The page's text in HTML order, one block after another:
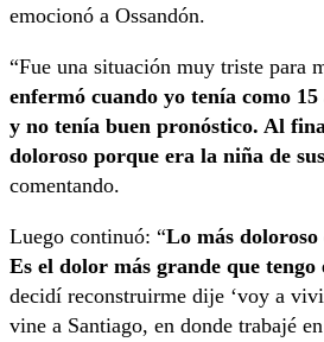
emocionó a Ossandón.
“Fue una situación muy triste para
enfermó cuando yo tenía como
y no tenía buen pronóstico. Al
doloroso porque era la niña de
comentando.
Luego continuó: “Lo más doloroso
Es el dolor más grande que tengo
decidí reconstruirme dije ‘voy a
vine a Santiago, en donde trabajé